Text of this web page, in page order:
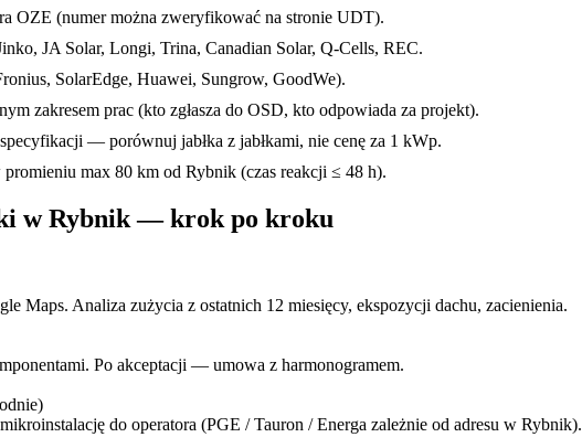
OZE (numer można zweryfikować na stronie UDT).
JA Solar, Longi, Trina, Canadian Solar, Q-Cells, REC.
SolarEdge, Huawei, Sungrow, GoodWe).
zakresem prac (kto zgłasza do OSD, kto odpowiada za projekt).
— porównuj jabłka z jabłkami, nie cenę za 1 kWp.
max 80 km od Rybnik (czas reakcji ≤ 48 h).
wRybnik— krok po kroku
Maps. Analiza zużycia z ostatnich 12 miesięcy, ekspozycji dachu, zacienienia.
Po akceptacji — umowa z harmonogramem.
do operatora (PGE / Tauron / Energa zależnie od adresu w Rybnik).